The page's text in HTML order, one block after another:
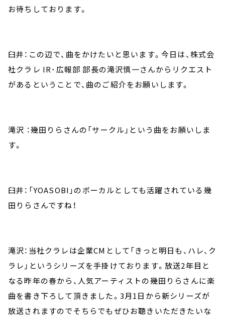
お待ちしております。
臼井：この辺で、曲をかけたいと思います。今日は、株式会
社クラレ IR･広報部 部長の滝沢慎一さんからリクエスト
があるということで、曲のご紹介をお願いします。
滝沢 ：幾田りらさんの「サークル」という曲をお願いしま
す。
臼井：「YOASOBI」のボーカルとしても活躍されている幾
田りらさんですね！
滝沢：当社クラレは企業CMとして「きっと明日も、ハレ、ク
ラレ」というシリーズを手掛けております。放送2年目と
なる昨年の春から、人気アーティストの幾田りらさんに楽
曲を書き下ろして頂きました。3月1日から新シリーズが
放送されますのでそちらでもぜひお聴きいただきたいな